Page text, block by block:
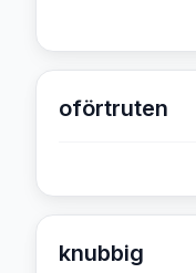
oförtruten
knubbig